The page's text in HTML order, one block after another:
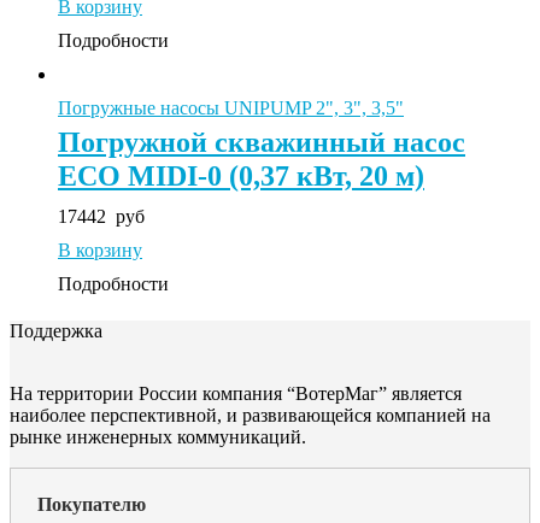
В корзину
Подробности
Погружные насосы UNIPUMP 2", 3", 3,5"
Погружной скважинный насос
ECO MIDI-0 (0,37 кВт, 20 м)
17442 руб
В корзину
Подробности
Поддержка
На территории России компания “ВотерМаг” является
наиболее перспективной, и развивающейся компанией на
рынке инженерных коммуникаций.
Покупателю